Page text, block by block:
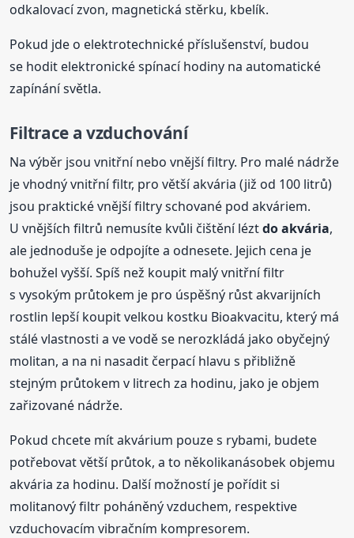
odkalovací zvon, magnetická stěrku, kbelík.
Pokud jde o elektrotechnické příslušenství, budou
se hodit elektronické spínací hodiny na automatické
zapínání světla.
Filtrace a vzduchování
Na výběr jsou vnitřní nebo vnější filtry. Pro malé nádrže
je vhodný vnitřní filtr, pro větší akvária (již od 100 litrů)
jsou praktické vnější filtry schované pod akváriem.
U vnějších filtrů nemusíte kvůli čištění léztdo akvária,
ale jednoduše je odpojíte a odnesete. Jejich cena je
bohužel vyšší. Spíš než koupit malý vnitřní filtr
s vysokým průtokem je pro úspěšný růst akvarijních
rostlin lepší koupit velkou kostku Bioakvacitu, který má
stálé vlastnosti a ve vodě se nerozkládá jako obyčejný
molitan, a na ni nasadit čerpací hlavu s přibližně
stejným průtokem v litrech za hodinu, jako je objem
zařizované nádrže.
Pokud chcete mít akvárium pouze s rybami, budete
potřebovat větší průtok, a to několikanásobek objemu
akvária za hodinu. Další možností je pořídit si
molitanový filtr poháněný vzduchem, respektive
vzduchovacím vibračním kompresorem.